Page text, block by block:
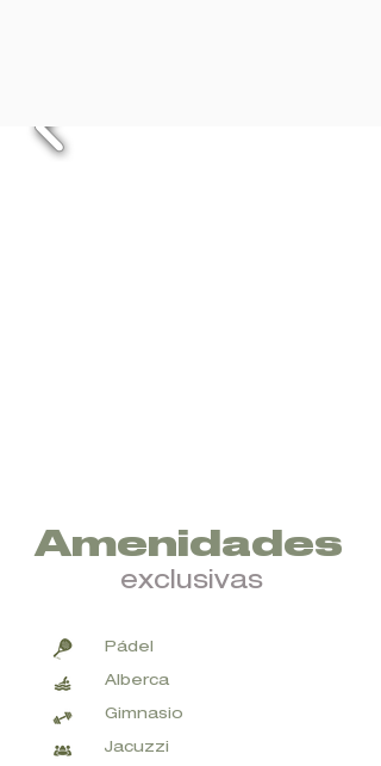
Amenidades
exclusivas
Pádel
Alberca
Gimnasio
Jacuzzi